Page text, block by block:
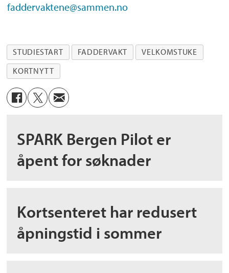
faddervaktene@sammen.no
STUDIESTART FADDERVAKT
VELKOMSTUKE
KORTNYTT
SPARK Bergen Pilot er
åpent for søknader
Kortsenteret har redusert
åpningstid i sommer